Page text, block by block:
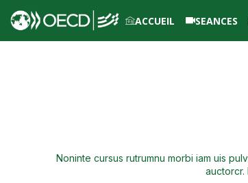
ACCUEIL SEANCES
Noninte cursus rutrumnu morbi iam uis
auctorcr.